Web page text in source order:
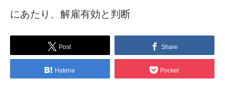
にあたり、解雇有効と判断
Post Share
Hatena Pocket